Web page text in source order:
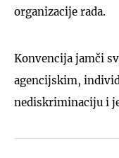
organizacije rada.
Konvencija jamči
agencijskim,
nediskriminaciju i